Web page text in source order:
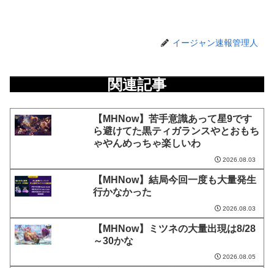
イージャン速報管理人
関連記事
【MHNow】苦手意識あって星9です
ら避けてた黒ティガランスやとおもち
ゃやんめっちゃ楽しいわ
2026.08.03
【MHNow】結局今回一度も大量発生
行かなかった
2026.08.03
【MHNow】ミツネの大量出現は8/28
～30かな
2026.08.05